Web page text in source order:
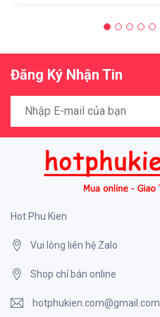
Đăng Ký Nhận Tin
Hot Phu Kien
Vui lòng liên hệ Zalo
Shop chỉ bán online
hotphukien.com@gmail.com